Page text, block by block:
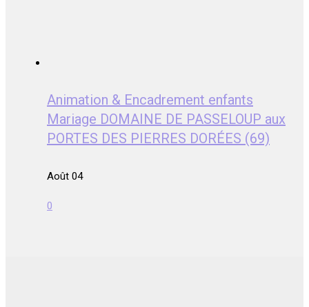
Animation & Encadrement enfants
Mariage DOMAINE DE PASSELOUP aux
PORTES DES PIERRES DORÉES (69)
Août 04
0